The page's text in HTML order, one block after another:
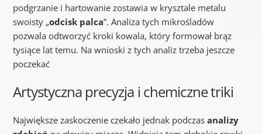
podgrzanie i hartowanie zostawia w krysztale metalu
swoisty „odcisk palca”. Analiza tych mikrośladów
pozwala odtworzyć kroki kowala, który formował brąz
tysiące lat temu. Na wnioski z tych analiz trzeba jeszcze
poczekać
Artystyczna precyzja i chemiczne triki
Największe zaskoczenie czekało jednak podczas analizy